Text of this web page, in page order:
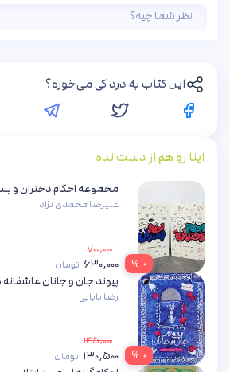
این کتاب به درد کی می‌خوره؟
اینا رو هم از دست نده
۱۰ %
مجموعه احکام دختران و
علیرضا محمدی نژاد
۷۰۰,۰۰۰
۶۳۰,۰۰۰ تومان
۱۰ %
پیوند جان و جانان عاشقانه
رضا بابایی
۱۴۵,۰۰۰
۱۳۰,۵۰۰ تومان